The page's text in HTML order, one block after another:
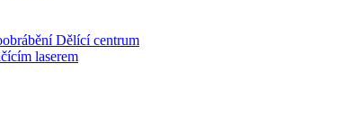
Dělící centrum
laserem